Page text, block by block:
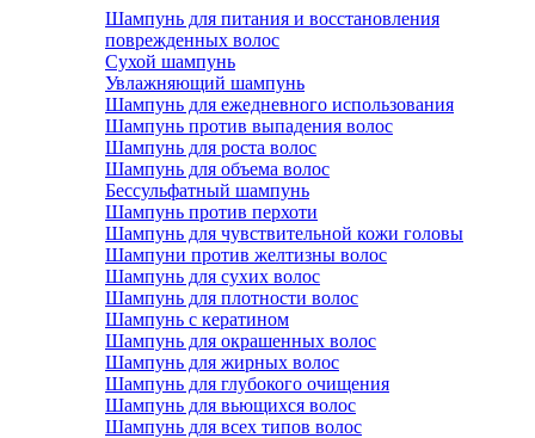
Шампунь для питания и восстановления
поврежденных волос
Сухой шампунь
Увлажняющий шампунь
Шампунь для ежедневного использования
Шампунь против выпадения волос
Шампунь для роста волос
Шампунь для объема волос
Бессульфатный шампунь
Шампунь против перхоти
Шампунь для чувствительной кожи головы
Шампуни против желтизны волос
Шампунь для сухих волос
Шампунь для плотности волос
Шампунь с кератином
Шампунь для окрашенных волос
Шампунь для жирных волос
Шампунь для глубокого очищения
Шампунь для вьющихся волос
Шампунь для всех типов волос